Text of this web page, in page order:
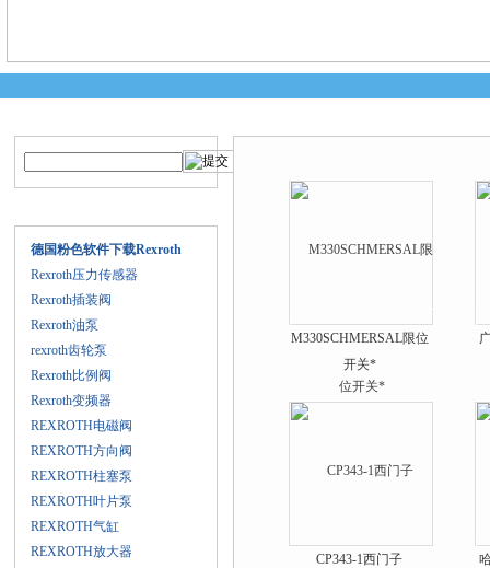
德国粉色软件下载Rexroth
Rexroth压力传感器
Rexroth插装阀
Rexroth油泵
rexroth齿轮泵
Rexroth比例阀
Rexroth变频器
REXROTH电磁阀
REXROTH方向阀
REXROTH柱塞泵
REXROTH叶片泵
REXROTH气缸
REXROTH放大器
M330SCHMERSAL限位
开关*
CP343-1西门子